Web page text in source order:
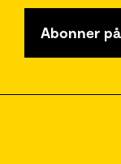
Abonner